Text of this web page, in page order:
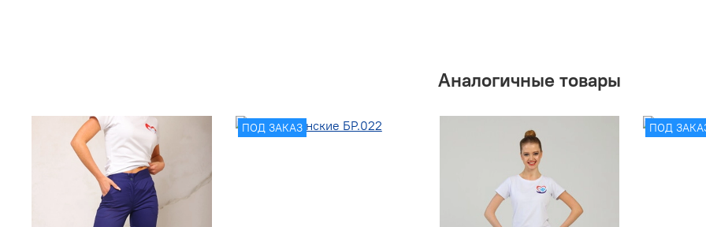
Аналогичные товары
ПОД ЗАКАЗ ПОД